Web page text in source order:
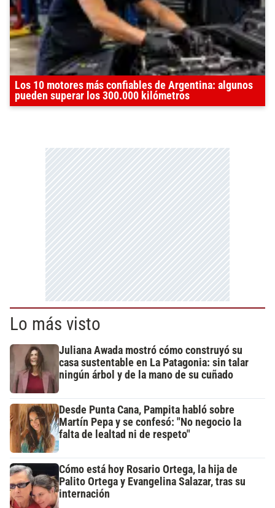
Los 10 motores más confiables de Argentina: algunos
pueden superar los 300.000 kilómetros
Lo más visto
Juliana Awada mostró cómo construyó su
casa sustentable en La Patagonia: sin talar
ningún árbol y de la mano de su cuñado
Desde Punta Cana, Pampita habló sobre
Martín Pepa y se confesó: "No negocio la
falta de lealtad ni de respeto"
Cómo está hoy Rosario Ortega, la hija de
Palito Ortega y Evangelina Salazar, tras su
internación